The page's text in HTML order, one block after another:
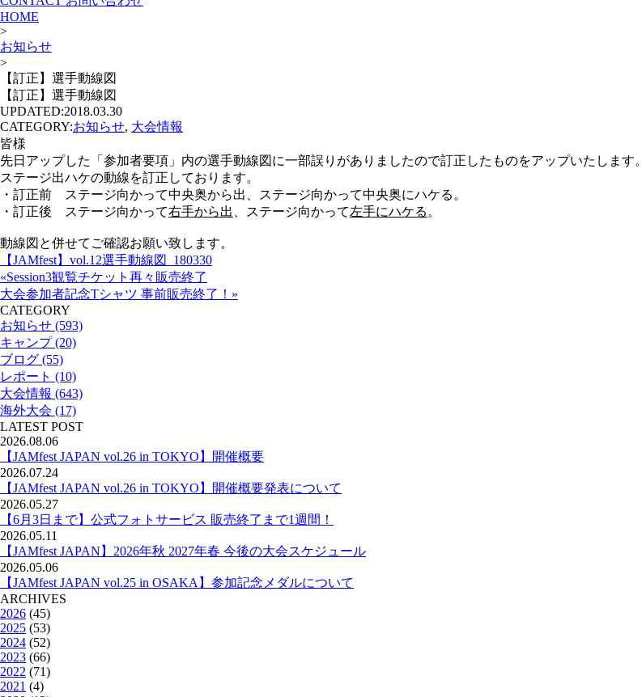
HOME
>
お知らせ
>
【訂正】選手動線図
【訂正】選手動線図
UPDATED:2018.03.30
CATEGORY:お知らせ, 大会情報
皆様
先日アップした「参加者要項」内の選手動線図に一部誤りがありましたので訂正したものをアップいたします。
ステージ出ハケの動線を訂正しております。
・訂正前 ステージ向かって中央奥から出、ステージ向かって中央奥にハケる。
・訂正後 ステージ向かって右手から出 、ステージ向かって左手にハケる 。
動線図と併せてご確認お願い致します。
【JAMfest】vol.12選手動線図_180330
«Session3観覧チケット再々販売終了
大会参加者記念Tシャツ 事前販売終了！»
CATEGORY
お知らせ (593)
キャンプ (20)
ブログ (55)
レポート (10)
大会情報 (643)
海外大会 (17)
LATEST POST
2026.08.06
【JAMfest JAPAN vol.26 in TOKYO】開催概要
2026.07.24
【JAMfest JAPAN vol.26 in TOKYO】開催概要発表について
2026.05.27
【6月3日まで】公式フォトサービス 販売終了まで1週間！
2026.05.11
【JAMfest JAPAN】2026年秋 2027年春 今後の大会スケジュール
2026.05.06
【JAMfest JAPAN vol.25 in OSAKA】参加記念メダルについて
ARCHIVES
2026 (45)
2025 (53)
2024 (52)
2023 (66)
2022 (71)
2021 (4)